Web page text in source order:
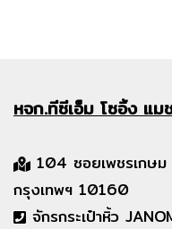
หจก.ทีซีเอ็มโซอิ้ง แม
104 ซอยเพชรเกษ
กรุงเทพฯ 10160
จักรกระเป๋าหิ้ว